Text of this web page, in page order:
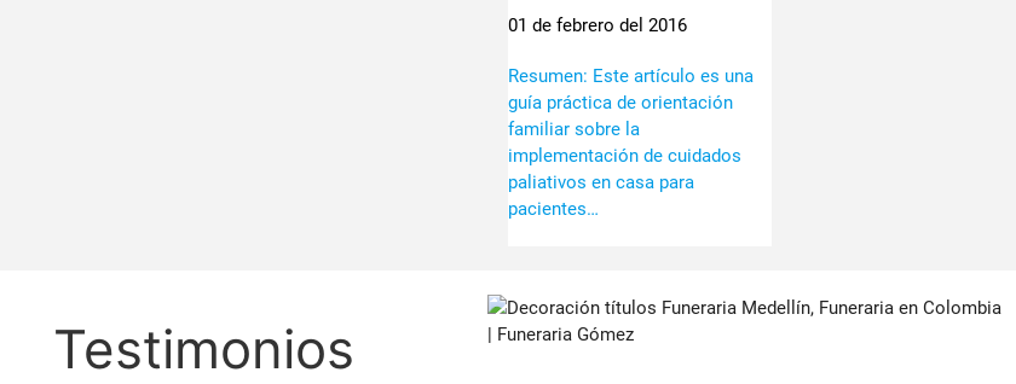
01 de febrero del 2016
Resumen: Este artículo es una
guía práctica de orientación
familiar sobre la
implementación de cuidados
paliativos en casa para
pacientes…
Testimonios